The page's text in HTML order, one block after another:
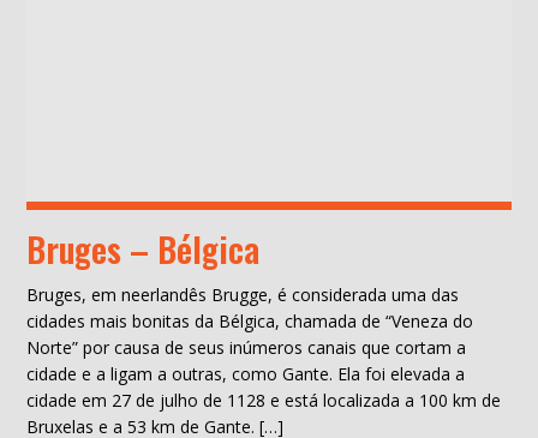
Bruges – Bélgica
Bruges, em neerlandês Brugge, é considerada uma das
cidades mais bonitas da Bélgica, chamada de “Veneza do
Norte” por causa de seus inúmeros canais que cortam a
cidade e a ligam a outras, como Gante. Ela foi elevada a
cidade em 27 de julho de 1128 e está localizada a 100 km de
Bruxelas e a 53 km de Gante. […]